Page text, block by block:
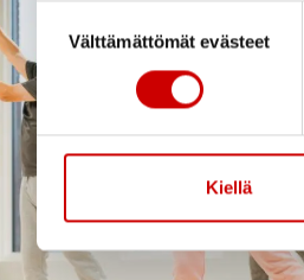
Välttämättömät evästeet
Kiellä